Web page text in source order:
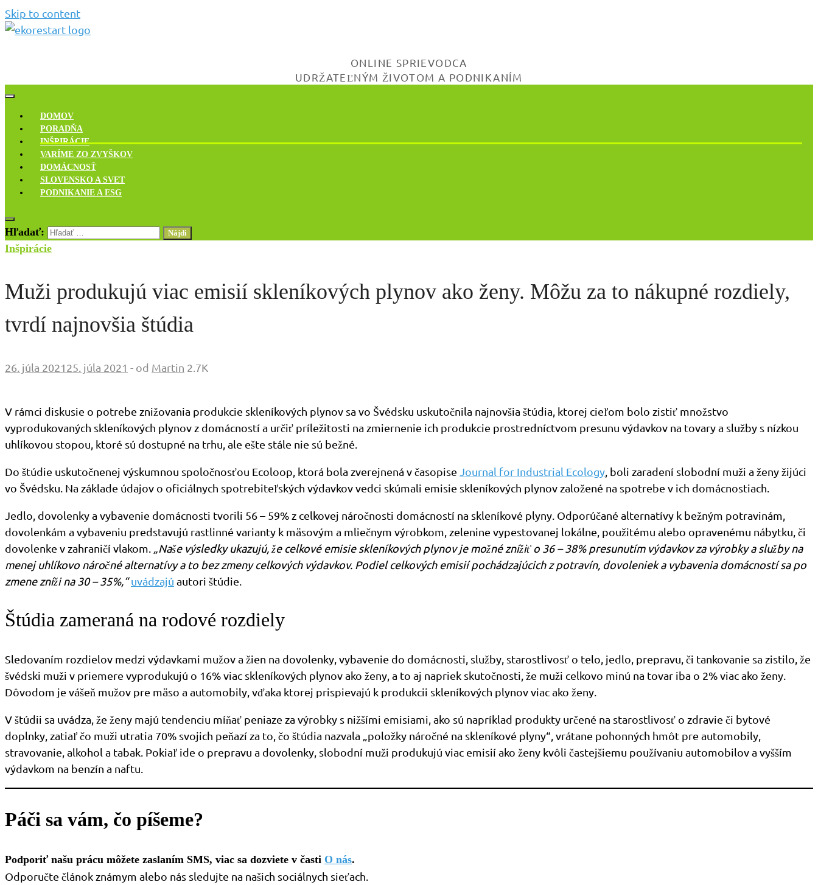
Skip to content
ONLINE SPRIEVODCA
UDRŽATEĽNÝM ŽIVOTOM A PODNIKANÍM
DOMOV
PORADŇA
INŠPIRÁCIE
VARÍME ZO ZVYŠKOV
DOMÁCNOSŤ
SLOVENSKO A SVET
PODNIKANIE A ESG
Hľadať:
Inšpirácie
Muži produkujú viac emisií skleníkových plynov ako ženy. Môžu za to nákupné rozdiely,
tvrdí najnovšia štúdia
26. júla 202125. júla 2021 - od Martin 2.7K
V rámci diskusie o potrebe znižovania produkcie skleníkových plynov sa vo Švédsku uskutočnila najnovšia štúdia, ktorej cieľom bolo zistiť množstvo
vyprodukovaných skleníkových plynov z domácností a určiť príležitosti na zmiernenie ich produkcie prostredníctvom presunu výdavkov na tovary a služby s nízkou
uhlíkovou stopou, ktoré sú dostupné na trhu, ale ešte stále nie sú bežné.
Do štúdie uskutočnenej výskumnou spoločnosťou Ecoloop, ktorá bola zverejnená v časopise Journal for Industrial Ecology , boli zaradení slobodní muži a ženy žijúci
vo Švédsku. Na základe údajov o oficiálnych spotrebiteľských výdavkov vedci skúmali emisie skleníkových plynov založené na spotrebe v ich domácnostiach.
Jedlo, dovolenky a vybavenie domácnosti tvorili 56 – 59% z celkovej náročnosti domácností na skleníkové plyny. Odporúčané alternatívy k bežným potravinám,
dovolenkám a vybaveniu predstavujú rastlinné varianty k mäsovým a mliečnym výrobkom, zelenine vypestovanej lokálne, použitému alebo opravenému nábytku, či
dovolenke v zahraničí vlakom.
„Naše výsledky ukazujú, že celkové emisie skleníkových plynov je možné znížiť o 36 – 38% presunutím výdavkov za výrobky a služby na
menej uhlíkovo náročné alternatívy a to bez zmeny celkových výdavkov. Podiel celkových emisií pochádzajúcich z potravín, dovoleniek a vybavenia domácností sa po
zmene znížina 30 – 35%, “uvádzajú autori štúdie.
Štúdia zameraná na rodové rozdiely
Sledovaním rozdielov medzi výdavkami mužov a žien na dovolenky, vybavenie do domácnosti, služby, starostlivosť o telo, jedlo, prepravu, či tankovanie sa zistilo, že
švédski muži v priemere vyprodukujú o 16% viac skleníkových plynov ako ženy, a to aj napriek skutočnosti, že muži celkovo minú na tovar iba o 2% viac ako ženy.
Dôvodom je vášeň mužov pre mäso a automobily, vďaka ktorej prispievajú k produkcii skleníkových plynov viac ako ženy.
V štúdii sa uvádza, že ženy majú tendenciu míňať peniaze za výrobky s nižšími emisiami, ako sú napríklad produkty určené na starostlivosť o zdravie či bytové
doplnky, zatiaľ čo muži utratia 70% svojich peňazí za to, čo štúdia nazvala „položky náročné na skleníkové plyny“, vrátane pohonných hmôt pre automobily,
stravovanie, alkohol a tabak. Pokiaľ ide o prepravu a dovolenky, slobodní muži produkujú viac emisií ako ženy kvôli častejšiemu používaniu automobilov a vyšším
výdavkom na benzín a naftu.
Páči sa vám, čo píšeme?
Podporiť našu prácu môžete zaslaním SMS, viac sa dozviete v časti O nás.
Odporučte článok známym alebo nás sledujte na našich sociálnych sieťach.